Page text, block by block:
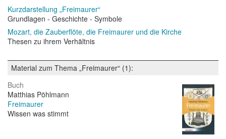
Kurzdarstellung „Freimaurer“
Grundlagen - Geschichte - Symbole
Mozart, die Zauberflöte, die Freimaurer und die Kirche
Thesen zu ihrem Verhältnis
Material zum Thema „Freimaurer“ (1):
Buch
Matthias Pöhlmann
Freimaurer
Wissen was stimmt